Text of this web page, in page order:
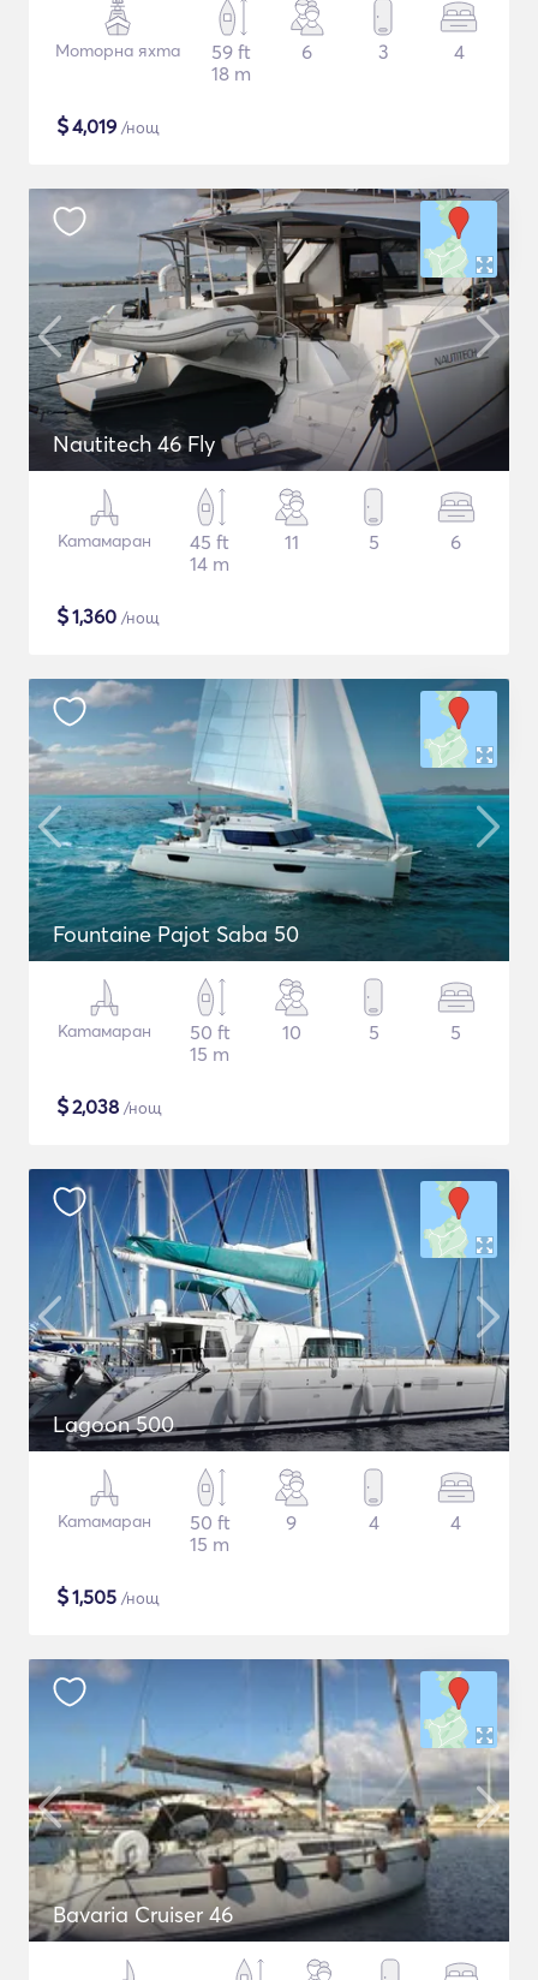
Моторна яхта
59 ft
18 m
6 3 4
$4,019 /нощ
Nautitech 46 Fly
Катамаран
45 ft
14 m
11 5 6
$1,360 /нощ
Fountaine Pajot Saba 50
Катамаран
50 ft
15 m
10 5 5
$2,038 /нощ
Lagoon 500
Катамаран
50 ft
15 m
9 4 4
$1,505 /нощ
Bavaria Cruiser 46